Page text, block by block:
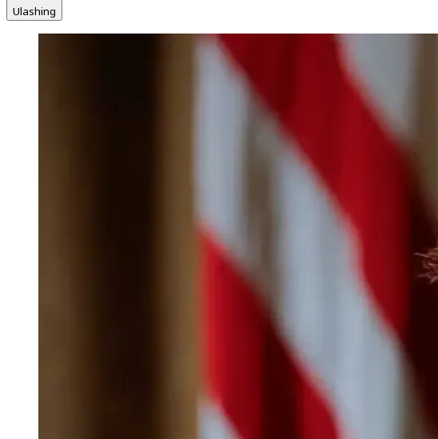
Ulashing